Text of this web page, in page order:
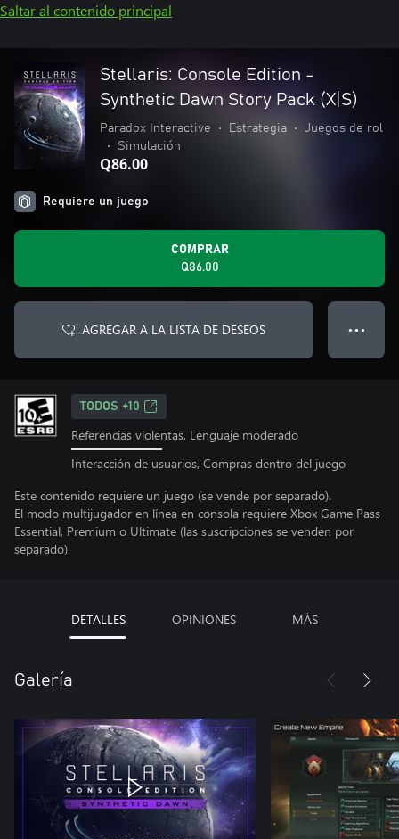
Saltar al contenido principal
Stellaris: Console Edition -
Synthetic Dawn Story Pack (X|S)
Paradox Interactive • Estrategia •
Juegos de rol
•
Simulación
Q86.00
Requiere un juego
COMPRAR
Q86.00
AGREGAR A LA LISTA DE DESEOS ● ● ●
TODOS +10
Referencias violentas, Lenguaje moderado
Interacción de usuarios, Compras dentro del juego
Este contenido requiere un juego (se vende por separado).
El modo multijugador en línea en consola requiere Xbox Game Pass
Essential, Premium o Ultimate (las suscripciones se venden por
separado).
DETALLES OPINIONES MÁS
Galería